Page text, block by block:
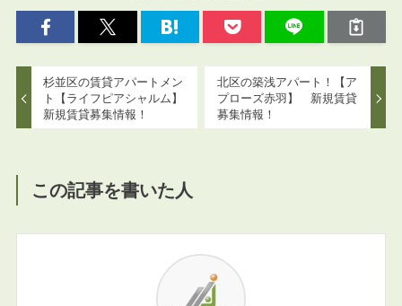
杉並区の賃貸アパートメン
ト【ライフピアシャルム】
新規賃貸募集情報！
北区の築浅アパート！【ア
プローズ赤羽】 新規賃貸
募集情報！
この記事を書いた人